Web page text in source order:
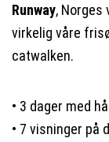
Runway,
virkelig våre
catwalken.
• 3 dager med
• 7 visninger på